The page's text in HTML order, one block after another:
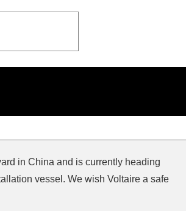
in China and is currently heading
vessel. We wish Voltaire a safe